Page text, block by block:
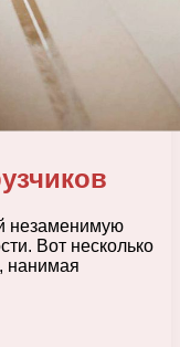
незаменимую
Вот несколько
нанимая